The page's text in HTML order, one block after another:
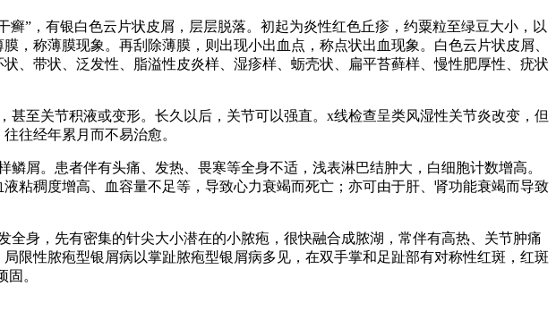
”，有银白色云片状皮屑，层层脱落。初起为炎性红色丘疹，约粟粒至绿豆大小，以
，称薄膜现象。再刮除薄膜，则出现小出血点，称点状出血现象。白色云片状皮屑、
、带状、泛发性、脂溢性皮炎样、湿疹样、蛎壳状、扁平苔藓样、慢性肥厚性、疣状
至关节积液或变形。长久以后，关节可以强直。x线检查呈类风湿性关节炎改变，但
往经年累月而不易治愈。
屑。患者伴有头痛、发热、畏寒等全身不适，浅表淋巴结肿大，白细胞计数增高。
粘稠度增高、血容量不足等，导致心力衰竭而死亡；亦可由于肝、肾功能衰竭而导致
身，先有密集的针尖大小潜在的小脓疱，很快融合成脓湖，常伴有高热、关节肿痛
限性脓疱型银屑病以掌趾脓疱型银屑病多见，在双手掌和足趾部有对称性红斑，红斑
。